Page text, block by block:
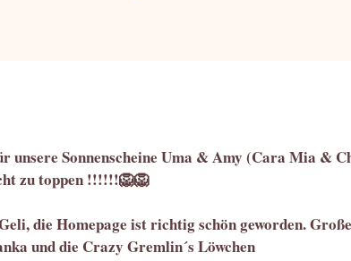
unsere Sonnenscheine Uma & Amy (Cara Mia &
zu toppen !!!!!!🦁🦁
die Homepage ist richtig schön geworden.
und die Crazy Gremlin´s Löwchen